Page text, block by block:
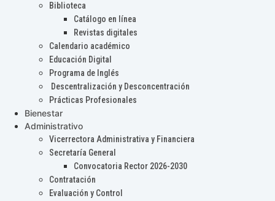
Biblioteca
Catálogo en línea
Revistas digitales
Calendario académico
Educación Digital
Programa de Inglés
Descentralización y Desconcentración
Prácticas Profesionales
Bienestar
Administrativo
Vicerrectora Administrativa y Financiera
Secretaría General
Convocatoria Rector 2026-2030
Contratación
Evaluación y Control